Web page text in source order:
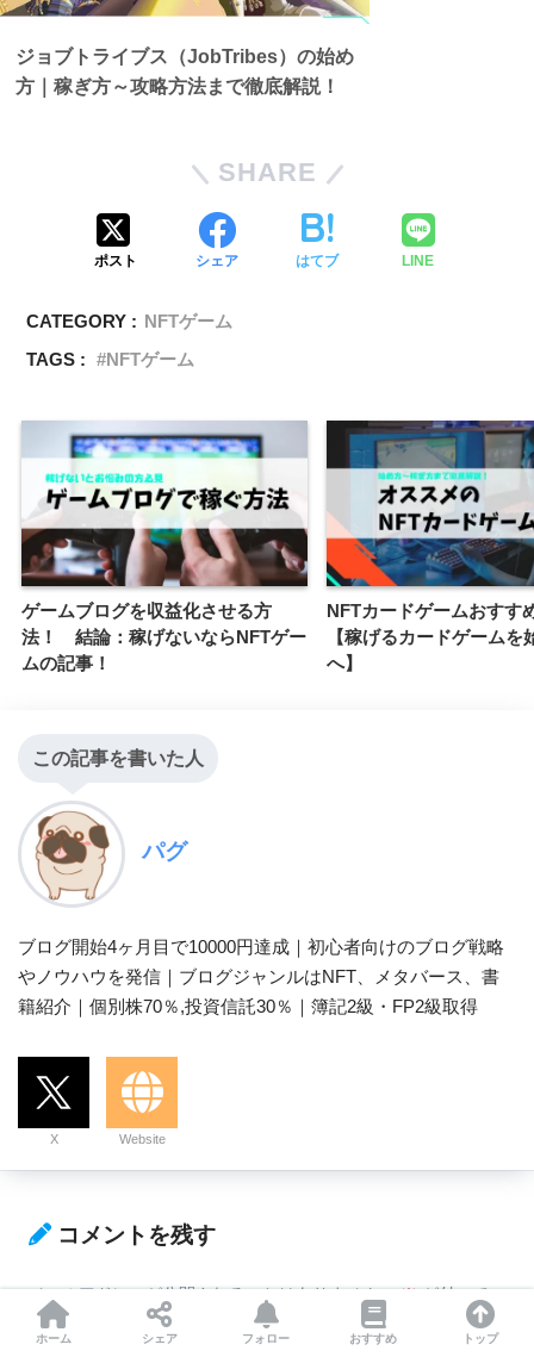
ジョブトライブス（JobTribes）の始め
方｜稼ぎ方～攻略方法まで徹底解説！
SHARE
ポスト シェア はてブ LINE
CATEGORY : NFTゲーム
TAGS :
NFTゲーム
ゲームブログを収益化させる方
法！ 結論：稼げないならNFTゲー
ムの記事！
NFTカードゲームおす
【稼げるカードゲームを
へ】
この記事を書いた人
パグ
ブログ開始4ヶ月目で10000円達成｜初心者向けのブログ戦略
やノウハウを発信｜ブログジャンルはNFT、メタバース、書
籍紹介｜個別株70％,投資信託30％｜簿記2級・FP2級取得
X Website
コメントを残す
メールアドレスが公開されることはありません。 ※が付いてい
る欄は必須項目です
ホーム シェア フォロー おすすめ トップ